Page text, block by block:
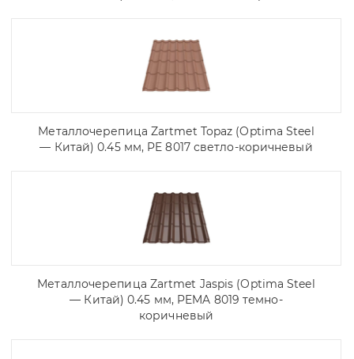
Металлочерепица Zartmet Topaz (Optima Steel
— Китай) 0.45 мм, PE 8017 светло-коричневый
Металлочерепица Zartmet Jaspis (Optima Steel
— Китай) 0.45 мм, PEMA 8019 темно-
коричневый